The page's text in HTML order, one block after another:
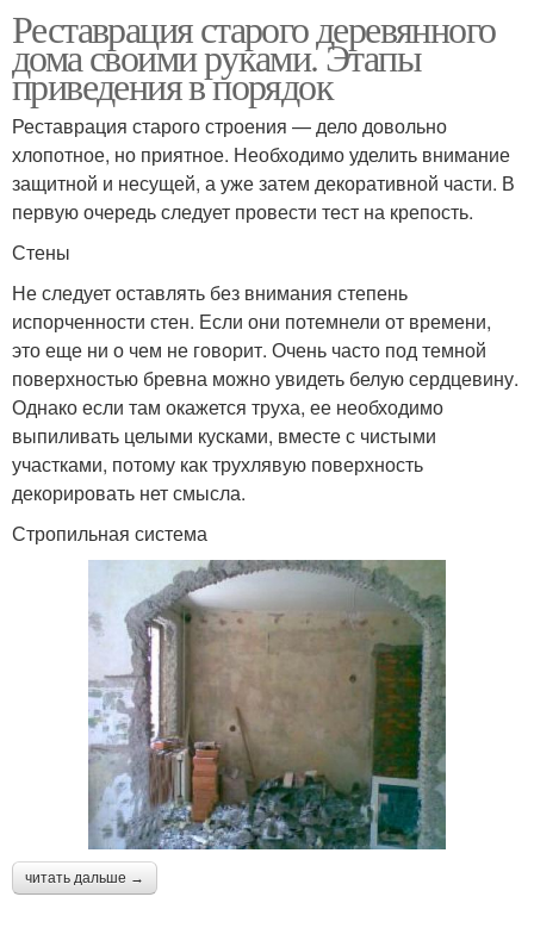
Реставрация старого деревянного
дома своими руками. Этапы
приведения в порядок
Реставрация старого строения — дело довольно
хлопотное, но приятное. Необходимо уделить внимание
защитной и несущей, а уже затем декоративной части. В
первую очередь следует провести тест на крепость.
Стены
Не следует оставлять без внимания степень
испорченности стен. Если они потемнели от времени,
это еще ни о чем не говорит. Очень часто под темной
поверхностью бревна можно увидеть белую сердцевину.
Однако если там окажется труха, ее необходимо
выпиливать целыми кусками, вместе с чистыми
участками, потому как трухлявую поверхность
декорировать нет смысла.
Стропильная система
читать дальше →